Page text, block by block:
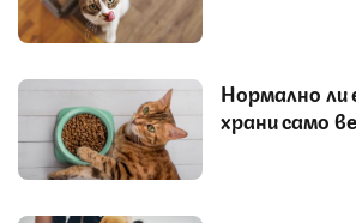
Нормално ли
храни само